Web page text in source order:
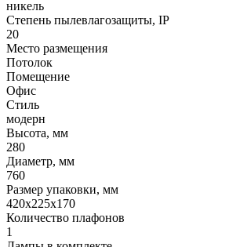
никель
Степень пылевлагозащиты, IP
20
Место размещения
Потолок
Помещение
Офис
Стиль
модерн
Высота, мм
280
Диаметр, мм
760
Размер упаковки, мм
420x225x170
Количество плафонов
1